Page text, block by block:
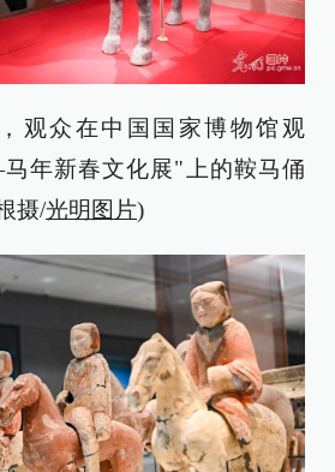
观众在中国国家博物馆观
年新春文化展"上的鞍马俑
摄/光明图片)